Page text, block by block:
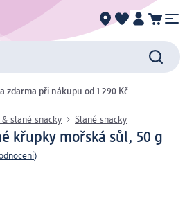
zdarma při nákupu od 1 290 Kč
& slané snacky Slané snacky
křupky mořská sůl, 50 g
)